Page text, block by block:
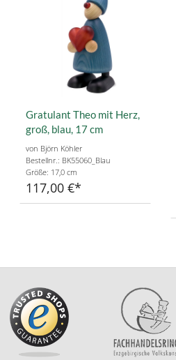
Gratulant Theo mit Herz,
groß, blau, 17 cm
von Björn Köhler
Bestellnr.: BK55060_Blau
Größe: 17,0 cm
117,00 €